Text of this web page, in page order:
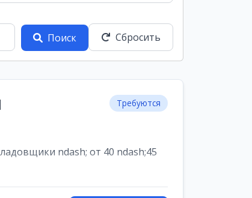
Поиск
Сбросить
Требуются
ndash; от 40 ndash;45